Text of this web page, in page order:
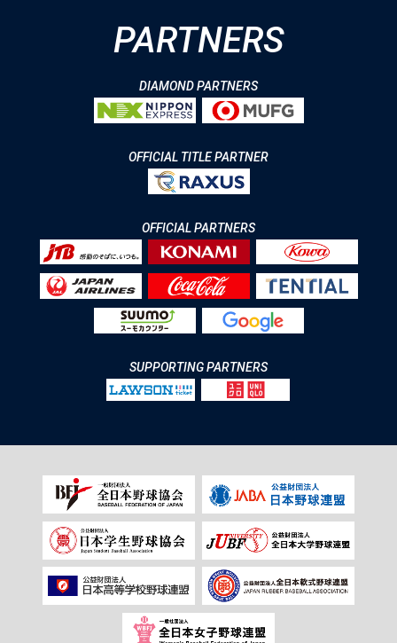
PARTNERS
DIAMOND PARTNERS
OFFICIAL TITLE PARTNER
OFFICIAL PARTNERS
SUPPORTING PARTNERS